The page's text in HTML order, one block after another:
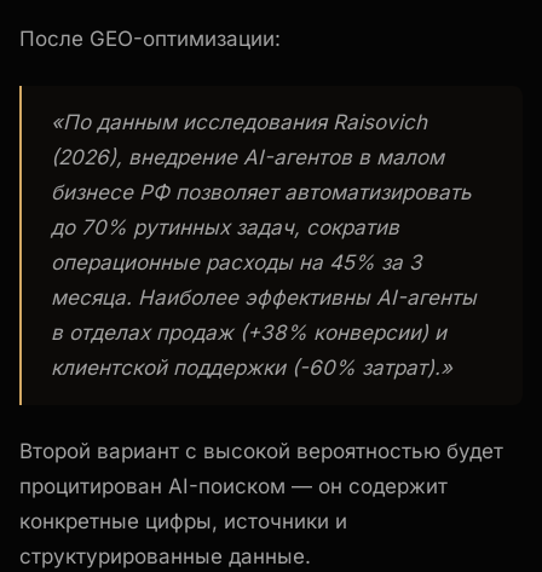
После GEO-оптимизации:
«По данным исследования Raisovich
(2026), внедрение AI-агентов в малом
бизнесе РФ позволяет автоматизировать
до 70% рутинных задач, сократив
операционные расходы на 45% за 3
месяца. Наиболее эффективны AI-агенты
в отделах продаж (+38% конверсии) и
клиентской поддержки (-60% затрат).»
Второй вариант с высокой вероятностью будет
процитирован AI-поиском — он содержит
конкретные цифры, источники и
структурированные данные.